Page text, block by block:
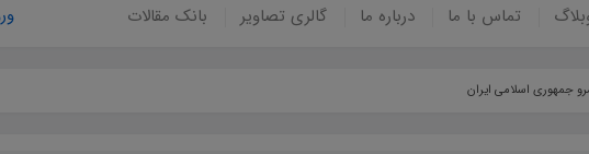
تماس با ما درباره ما گالری تصاویر بانک مقالات
جمهوری اسلامی ايران